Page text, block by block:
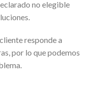
no elegible
responde a
por lo que podemos